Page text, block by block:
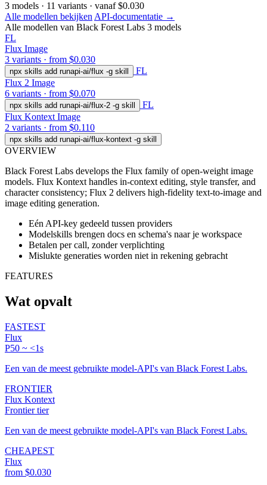
3 models · 11 variants · vanaf$0.030
Alle modellen bekijken API-documentatie →
Alle modellen van Black Forest Labs 3 models
FL
Flux Image
3 variants · from $0.030
npx skills add runapi-ai/flux -g skill
FL
Flux 2 Image
6 variants · from $0.070
npx skills add runapi-ai/flux-2 -g skill
FL
Flux Kontext Image
2 variants · from $0.110
npx skills add runapi-ai/flux-kontext -g skill
OVERVIEW
Black Forest Labs develops the Flux family of open-weight image
models. Flux Kontext handles in-context editing, style transfer, and
character consistency; Flux 2 delivers high-fidelity text-to-image and
image editing generation.
Eén API-key gedeeld tussen providers
Modelskills brengen docs en schema's naar je workspace
Betalen per call, zonder verplichting
Mislukte generaties worden niet in rekening gebracht
FEATURES
Wat opvalt
FASTEST
Flux
P50 ~ <1s
Een van de meest gebruikte model-API's van Black Forest Labs.
FRONTIER
Flux Kontext
Frontier tier
Een van de meest gebruikte model-API's van Black Forest Labs.
CHEAPEST
Flux
from $0.030